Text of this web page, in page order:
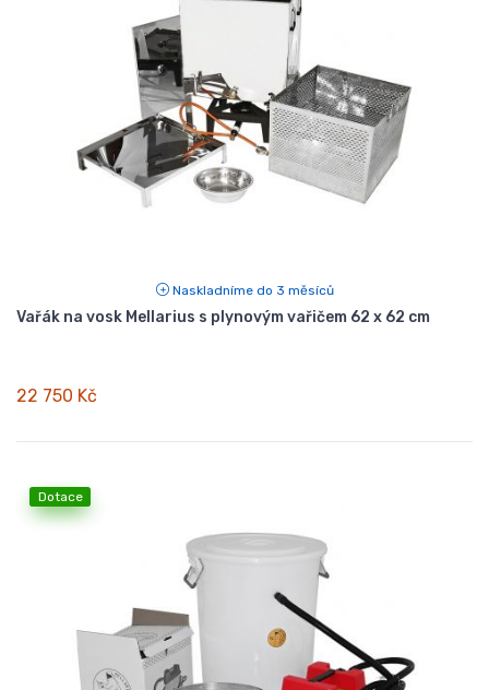
Naskladníme do 3 měsíců
Vařák na vosk Mellarius s plynovým vařičem 62 x 62 cm
22 750 Kč
Dotace